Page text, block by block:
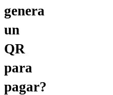
genera
un
QR
para
pagar?